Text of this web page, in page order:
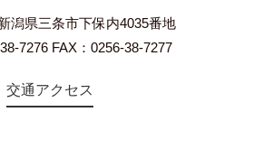
潟県三条市下保内4035番地
7276 FAX：0256-38-7277
交通アクセス